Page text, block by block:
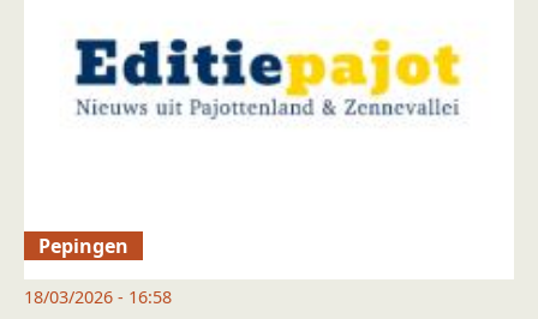
Pepingen
18/03/2026 - 16:58